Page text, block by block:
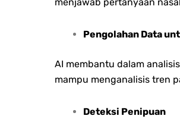
Pengolahan Data
AI membantu dalam
mampu menganalisis tren
Deteksi Penipuan